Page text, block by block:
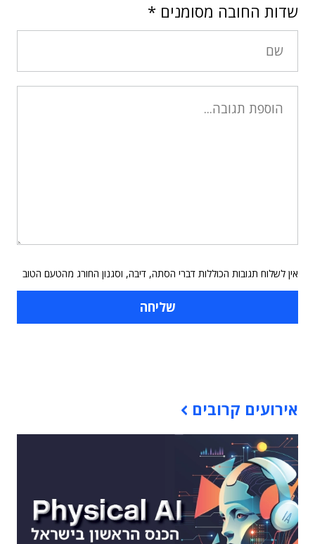
שדות החובה מסומנים *
אין לשלוח תגובות הכוללות דברי הסתה, דיבה, וסגנון החורג מהטעם הטוב
אירועים קרובים